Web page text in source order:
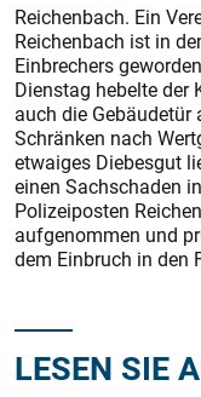
Reichenbach. Ein
Reichenbach ist in
Einbrechers
Dienstag hebelte
auch die
Schränken nach
etwaiges Diebesgut
einen Sachschaden
Polizeiposten
aufgenommen und
dem Einbruch in den
LESEN SIE